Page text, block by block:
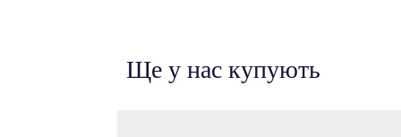
Ще у нас купують